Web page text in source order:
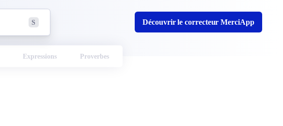
S Découvrir le correcteur MerciApp
Expressions Proverbes